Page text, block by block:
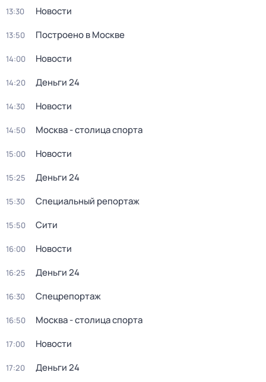
13:30 Новости
13:50 Построено в Москве
14:00 Новости
14:20 Деньги 24
14:30 Новости
14:50 Москва - столица спорта
15:00 Новости
15:25 Деньги 24
15:30 Специальный репортаж
15:50 Сити
16:00 Новости
16:25 Деньги 24
16:30 Спецрепортаж
16:50 Москва - столица спорта
17:00 Новости
17:20 Деньги 24